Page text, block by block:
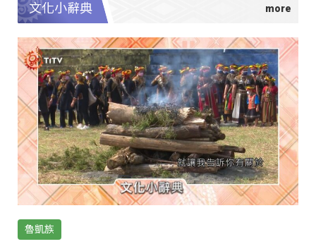
文化小辭典
魯凱族